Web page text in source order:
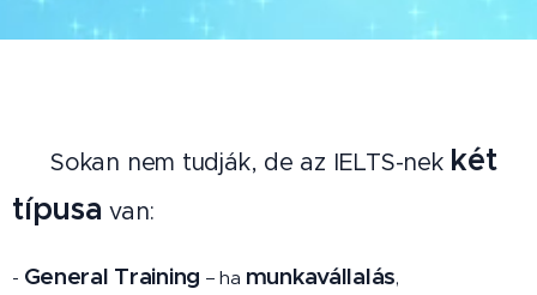
Sokan nem tudják, de az IELTS-nek két
típusa van:
- General Training – ha munkavállalás,